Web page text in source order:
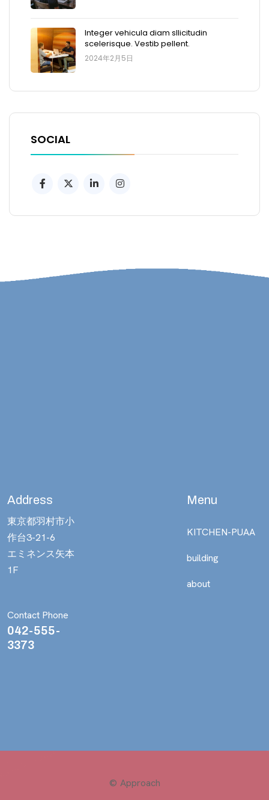
Integer vehicula diam sllicitudin
scelerisque. Vestib pellent.
2024年2月5日
SOCIAL
Address
東京都羽村市小
作台3-21-6
エミネンス矢本
1F
Contact Phone
042-555-
3373
Menu
KITCHEN-PUAA
building
about
© Approach